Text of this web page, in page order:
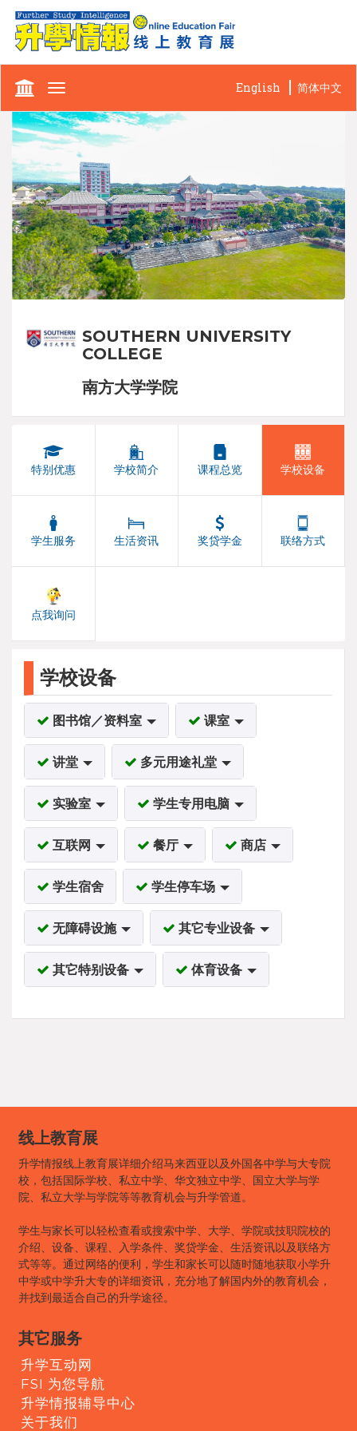
Toggle
English 简体中文
SOUTHERN UNIVERSITY
COLLEGE
南方大学学院
特别优惠 学校简介 课程总览 学校设备
学生服务 生活资讯 奖贷学金 联络方式
点我询问
学校设备
图书馆／资料室 课室
讲堂 多元用途礼堂
实验室 学生专用电脑
互联网 餐厅 商店
学生宿舍 学生停车场
无障碍设施 其它专业设备
其它特别设备 体育设备
线上教育展
升学情报线上教育展详细介绍马来西亚以及外国各中学与大专院
校，包括国际学校、私立中学、华文独立中学、国立大学与学
院、私立大学与学院等等教育机会与升学管道。
学生与家长可以轻松查看或搜索中学、大学、学院或技职院校的
介绍、设备、课程、入学条件、奖贷学金、生活资讯以及联络方
式等等。通过网络的便利，学生和家长可以随时随地获取小学升
中学或中学升大专的详细资讯，充分地了解国内外的教育机会，
并找到最适合自己的升学途径。
其它服务
升学互动网
FSI 为您导航
升学情报辅导中心
关于我们